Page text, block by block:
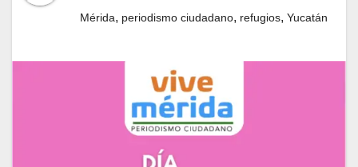
Mérida, periodismo ciudadano, refugios, Yucatán